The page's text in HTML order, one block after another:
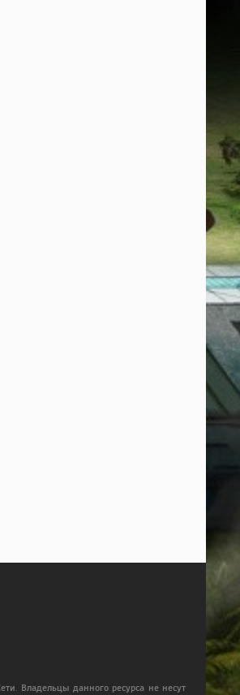
Владельцы данного ресурса не несут